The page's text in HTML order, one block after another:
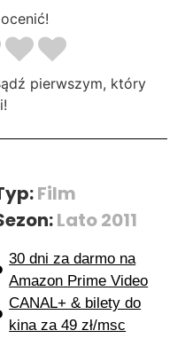
pierwszym, który
Film
Lato 2011
30 dni za darmo na
Amazon Prime Video
CANAL+ & bilety do
kina za 49 zł/msc